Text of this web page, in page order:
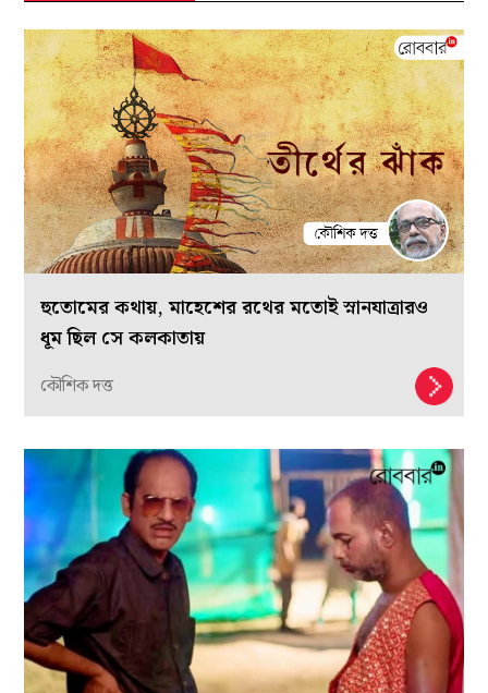
হুতোমের কথায়, মাহেশের রথের মতোই স্নানযাত্রারও
ধূম ছিল সে কলকাতায়
কৌশিক দত্ত